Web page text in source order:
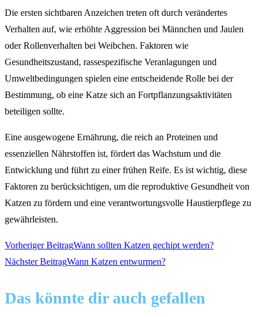
Die ersten sichtbaren Anzeichen treten oft durch verändertes
Verhalten auf, wie erhöhte Aggression bei Männchen und Jaulen
oder Rollenverhalten bei Weibchen. Faktoren wie
Gesundheitszustand, rassespezifische Veranlagungen und
Umweltbedingungen spielen eine entscheidende Rolle bei der
Bestimmung, ob eine Katze sich an Fortpflanzungsaktivitäten
beteiligen sollte.
Eine ausgewogene Ernährung, die reich an Proteinen und
essenziellen Nährstoffen ist, fördert das Wachstum und die
Entwicklung und führt zu einer frühen Reife. Es ist wichtig, diese
Faktoren zu berücksichtigen, um die reproduktive Gesundheit von
Katzen zu fördern und eine verantwortungsvolle Haustierpflege zu
gewährleisten.
Weitere
ansehen
Vorheriger BeitragWann sollten Katzen gechipt werden?
Nächster BeitragWann Katzen entwurmen?
Das könnte dir auch gefallen